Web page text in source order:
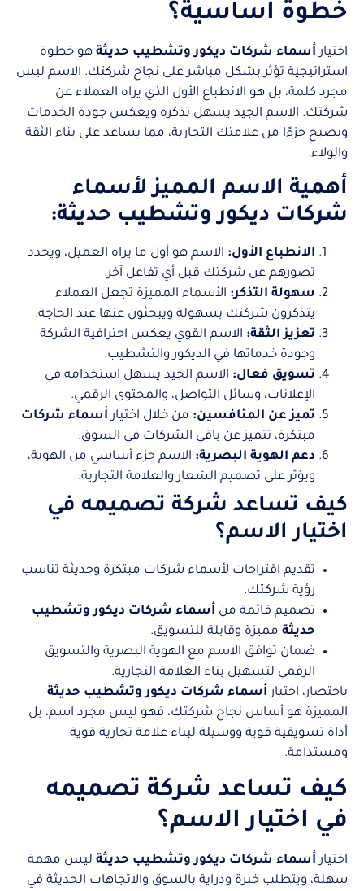
خطوة أساسية؟
اختيار أسماء شركات ديكور وتشطيب حديثة هو خطوة
استراتيجية تؤثر بشكل مباشر على نجاح شركتك. الاسم ليس
مجرد كلمة، بل هو الانطباع الأول الذي يراه العملاء عن
شركتك. الاسم الجيد يسهل تذكره ويعكس جودة الخدمات
ويصبح جزءًا من علامتك التجارية، مما يساعد على بناء الثقة
والولاء.
أهمية الاسم المميز لأسماء
شركات ديكور وتشطيب حديثة:
الانطباع الأول: الاسم هو أول ما يراه العميل، ويحدد
تصورهم عن شركتك قبل أي تفاعل آخر.
سهولة التذكر: الأسماء المميزة تجعل العملاء
يتذكرون شركتك بسهولة ويبحثون عنها عند الحاجة.
تعزيز الثقة: الاسم القوي يعكس احترافية الشركة
وجودة خدماتها في الديكور والتشطيب.
تسويق فعال: الاسم الجيد يسهل استخدامه في
الإعلانات، وسائل التواصل، والمحتوى الرقمي.
تميز عن المنافسين: من خلال اختيار أسماء شركات
مبتكرة، تتميز عن باقي الشركات في السوق.
دعم الهوية البصرية: الاسم جزء أساسي من الهوية،
ويؤثر على تصميم الشعار والعلامة التجارية.
كيف تساعد شركة تصميمه في
اختيار الاسم؟
تقديم اقتراحات لأسماء شركات مبتكرة وحديثة تناسب
رؤية شركتك.
تصميم قائمة من أسماء شركات ديكور وتشطيب
حديثة مميزة وقابلة للتسويق.
ضمان توافق الاسم مع الهوية البصرية والتسويق
الرقمي لتسهيل بناء العلامة التجارية.
باختصار، اختيار أسماء شركات ديكور وتشطيب حديثة
المميزة هو أساس نجاح شركتك، فهو ليس مجرد اسم، بل
أداة تسويقية قوية ووسيلة لبناء علامة تجارية قوية
ومستدامة.
كيف تساعد شركة تصميمه
في اختيار الاسم؟
اختيار أسماء شركات ديكور وتشطيب حديثة ليس مهمة
سهلة، ويتطلب خبرة ودراية بالسوق والاتجاهات الحديثة في